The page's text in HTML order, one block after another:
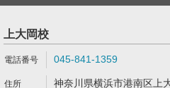
上大岡校
045-841-1359
神奈川県横浜市港南区上